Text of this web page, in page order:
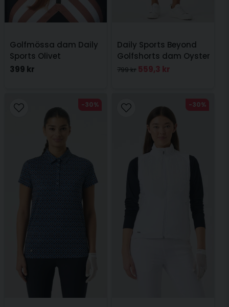
Golfmössa dam Daily
Sports Olivet
Kabelstickad Svart
399 kr
Daily Sports Beyond
Golfshorts dam Oyster
799 kr 559,3 kr
-30% -30%